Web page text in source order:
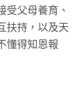
受父母養育、
扶持，以及天
懂得知恩報